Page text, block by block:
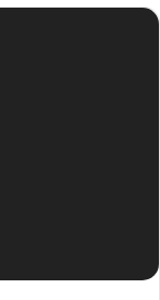
نمایشگر
ویدیو